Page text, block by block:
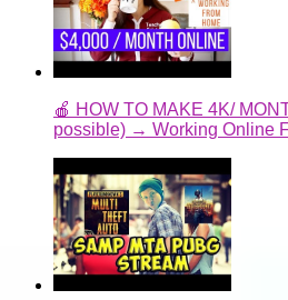
🍎 HOW TO MAKE 4K/
possible) → Working Online